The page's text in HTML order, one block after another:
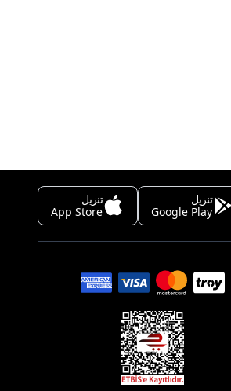
تنزيل
Google Play
تنزيل
App Store